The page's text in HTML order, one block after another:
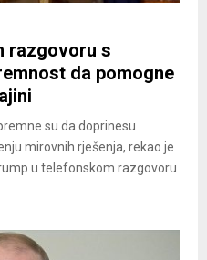
razgovoru s
da pomogne
su da doprinesu
mirovnih rješenja, rekao je
u telefonskom razgovoru